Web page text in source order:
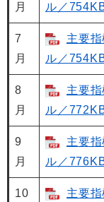
月
ル／
7
月
主要
ル／
8
月
主要
ル／
9
月
主要
ル／
10
主要